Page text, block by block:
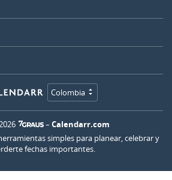
Colombia
– Calendarr.com
simples para planear, celebrar y
fechas importantes.